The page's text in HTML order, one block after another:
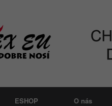
ESHOP O nás